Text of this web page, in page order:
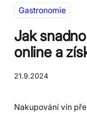
Gastronomie
Jak
online a
21.9.2024
Nakupování vín